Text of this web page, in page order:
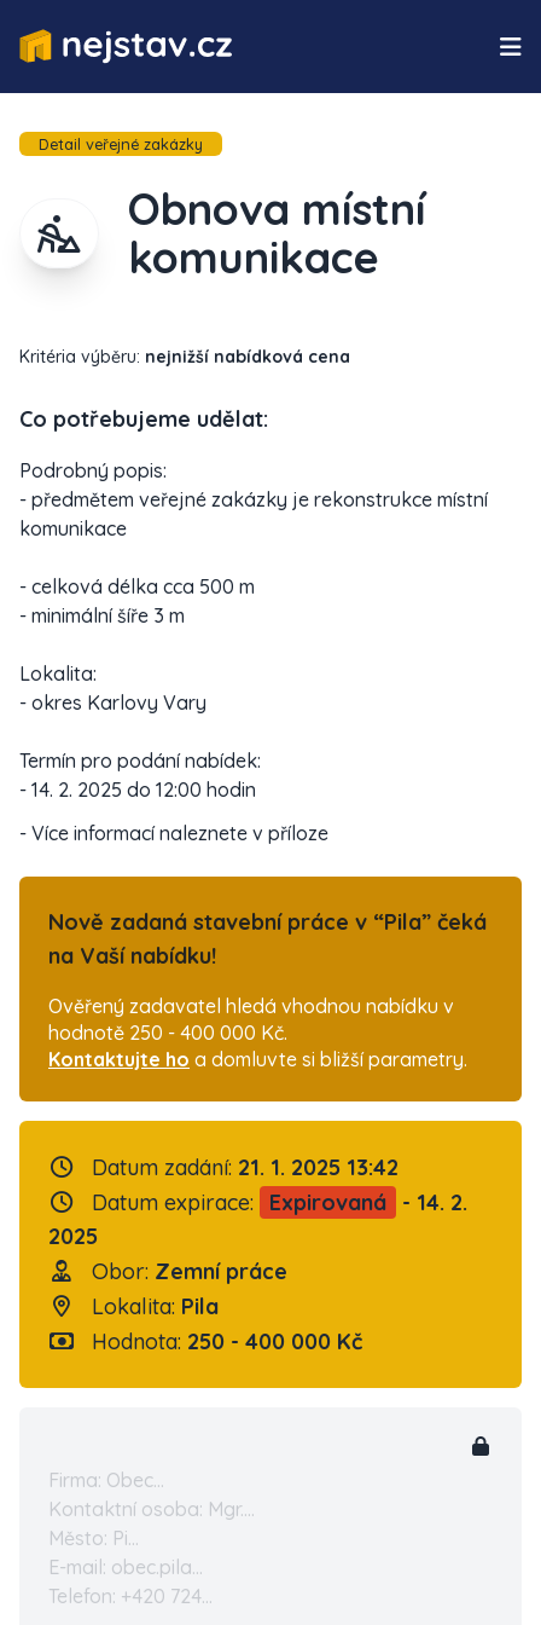
Detail veřejné zakázky
Obnova místní
komunikace
Kritéria výběru: nejnižší nabídková cena
Co potřebujeme udělat:
Podrobný popis:
- předmětem veřejné zakázky je rekonstrukce místní
komunikace
- celková délka cca 500 m
- minimální šíře 3 m
Lokalita:
- okres Karlovy Vary
Termín pro podání nabídek:
- 14. 2. 2025 do 12:00 hodin
- Více informací naleznete v příloze
Nově zadaná stavební práce v “Pila” čeká
na Vaší nabídku!
Ověřený zadavatel hledá vhodnou nabídku v
hodnotě 250 - 400 000 Kč.
Kontaktujte ho a domluvte si bližší parametry.
Datum zadání: 21. 1. 2025 13:42
Datum expirace:
Expirovaná
- 14. 2.
2025
Obor: Zemní práce
Lokalita: Pila
Hodnota: 250 - 400 000 Kč
Firma: Obec...
Kontaktní osoba: Mgr....
Město: Pi...
E-mail: obec.pila...
Telefon: +420 724...